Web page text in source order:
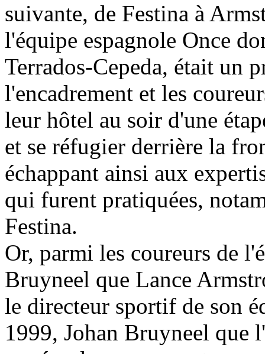
suivante, de Festina à
l'équipe espagnole Once
Terrados-Cepeda, était un
l'encadrement et les
leur hôtel au soir d'une
et se réfugier derrière la
échappant ainsi aux
qui furent pratiquées,
Festina.
Or, parmi les coureurs de
Bruyneel que Lance
le directeur sportif de son
1999, Johan Bruyneel que